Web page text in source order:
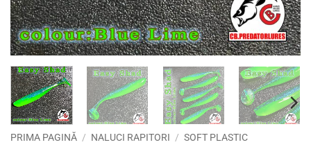
PRIMA PAGINĂ / NALUCI RAPITORI / SOFT PLASTIC